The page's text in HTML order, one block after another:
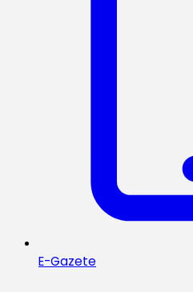
E-Gazete